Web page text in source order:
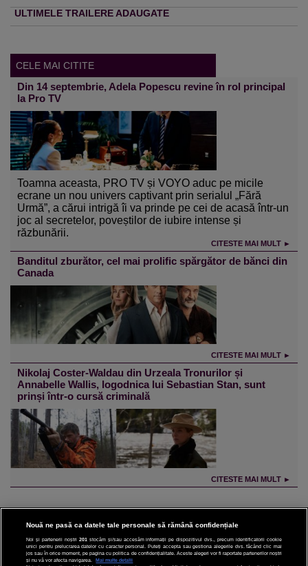
ULTIMELE TRAILERE ADAUGATE
CELE MAI CITITE
Din 14 septembrie, Adela Popescu revine în rol principal
la Pro TV
Toamna aceasta, PRO TV și VOYO aduc pe micile
ecrane un nou univers captivant prin serialul „Fără
Urmă”, a cărui intrigă îi va prinde pe cei de acasă într-un
joc al secretelor, poveștilor de iubire intense și
răzbunării.
CITESTE MAI MULT ►
Banditul zburător, cel mai prolific spărgător de bănci din
Canada
CITESTE MAI MULT ►
Nikolaj Coster-Waldau din Urzeala Tronurilor și
Annabelle Wallis, logodnica lui Sebastian Stan, sunt
prinși într-o cursă criminală
CITESTE MAI MULT ►
CINEMA
Nouă ne pasă ca datele tale personale să rămână confidențiale
Noi și partenerii noștri 201 stocăm și/sau accesăm informații pe dispozitivul dvs., precum identificatorii cookie
unici pentru prelucrarea datelor cu caracter personal. Puteți accepta sau gestiona alegerile dvs. făcând clic mai
jos sau în orice moment, pe pagina cu politica de confidențialitate. Aceste alegeri vor fi raportate partenerilor noștri
și nu vă vor afecta navigarea.
Mai multe detalii